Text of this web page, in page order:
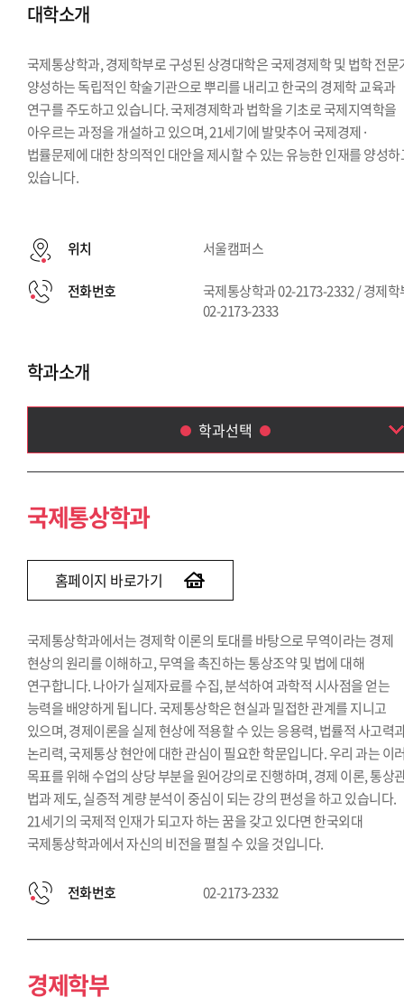
대학소개
국제통상학과, 경제학부로 구성된 상경대학은 국제경제학 및 법학 전문
양성하는 독립적인 학술기관으로 뿌리를 내리고 한국의 경제학 교육과
연구를 주도하고 있습니다. 국제경제학과 법학을 기초로 국제지역학을
아우르는 과정을 개설하고 있으며, 21세기에 발맞추어 국제경제·
법률문제에 대한 창의적인 대안을 제시할 수 있는 유능한 인재를 양성
있습니다.
위치 서울캠퍼스
전화번호
국제통상학과 02-2173-2332 / 경제학
02-2173-2333
학과소개
학과선택
국제통상학과
국제통상학과
홈페이지 바로가기
국제통상학과에서는 경제학 이론의 토대를 바탕으로 무역이라는 경제
현상의 원리를 이해하고, 무역을 촉진하는 통상조약 및 법에 대해
연구합니다. 나아가 실제자료를 수집, 분석하여 과학적 시사점을 얻는
능력을 배양하게 됩니다. 국제통상학은 현실과 밀접한 관계를 지니고
있으며, 경제이론을 실제 현상에 적용할 수 있는 응용력, 법률적 사고력
논리력, 국제통상 현안에 대한 관심이 필요한 학문입니다. 우리 과는 이
목표를 위해 수업의 상당 부분을 원어강의로 진행하며, 경제 이론, 통상
법과 제도, 실증적 계량 분석이 중심이 되는 강의 편성을 하고 있습니다.
21세기의 국제적 인재가 되고자 하는 꿈을 갖고 있다면 한국외대
국제통상학과에서 자신의 비전을 펼칠 수 있을 것입니다.
전화번호 02-2173-2332
경제학부